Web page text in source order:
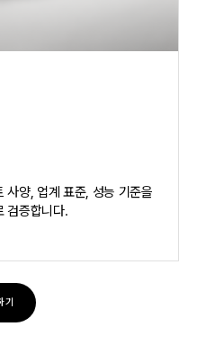
사양, 업계 표준, 성능 기준을
검증합니다.
기